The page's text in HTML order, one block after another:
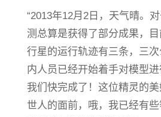
“2013年12月2日，天气晴。
测总算是获得了部分成果，
行星的运行轨迹有三条，三
内人员已经开始着手对模型进
我们快完成了！这位精灵的
世人的面前，哦，我已经有